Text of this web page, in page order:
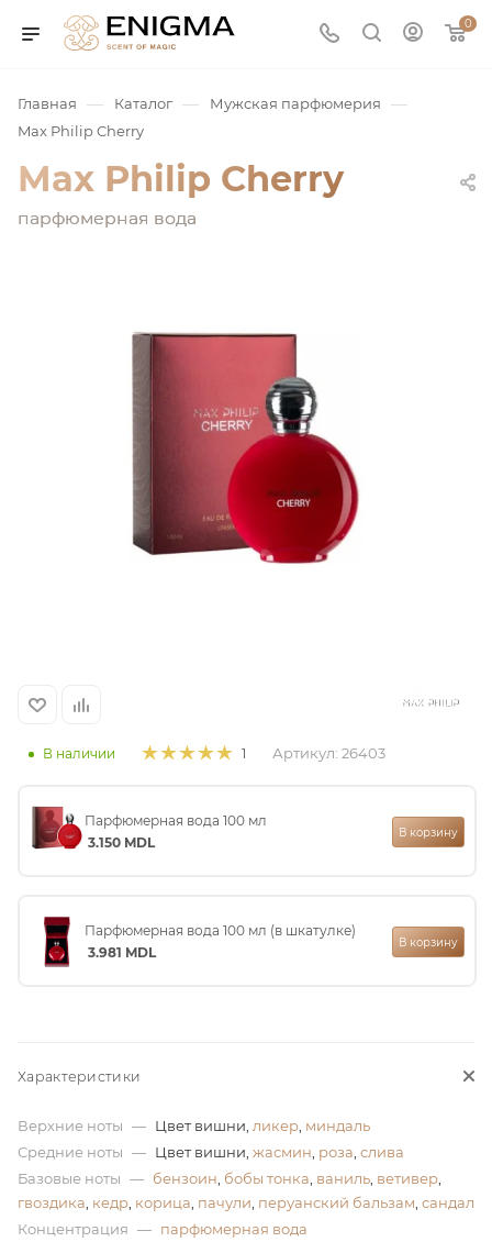
0
сертификат
Главная — Каталог — Мужская парфюмерия —
Max Philip Cherry
Max Philip Cherry
парфюмерная вода
В наличии 1 Артикул: 26403
Парфюмерная вода 100 мл
3.150 MDL
В корзину
Парфюмерная вода 100 мл (в шкатулке)
3.981 MDL
В корзину
Характеристики
Верхние ноты — Цвет вишни, ликер миндаль
Средние ноты — Цвет вишни, жасмин роза слива
Базовые ноты — бензоин бобы тонка ваниль ветивер
гвоздика кедр корица пачули перуанский бальзам сандал
Концентрация — парфюмерная вода